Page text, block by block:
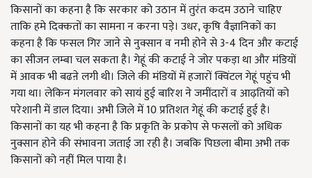
किसानों का कहना है कि सरकार को उठान में तुरंत कदम उठाने चाहिए
ताकि हमे दिक्कतों का सामना न करना पड़े। उधर, कृषि वैज्ञानिकों का
कहना है कि फसल गिर जाने से नुक्सान व नमी होने से 3-4 दिन और कटाई
का सीजन लम्बा चल सकता है। गेहूं की कटाई ने जोर पकड़ा था और मंडियों
में आवक भी बढऩे लगी थी। जिले की मंडियों में हजारों क्विंटल गेहूं पहुंच भी
गया था। लेकिन मंगलवार को सायं हुई बारिश ने जमींदारों व आढ़तियों को
परेशानी में डाल दिया। अभी जिले में 10 प्रतिशत गेहूं की कटाई हुई है।
किसानों का यह भी कहना है कि प्रकृति के प्रकोप से फसलों को अधिक
नुक्सान होने की संभावना जताई जा रही है। जबकि पिछला बीमा अभी तक
किसानों को नहीं मिल पाया है।